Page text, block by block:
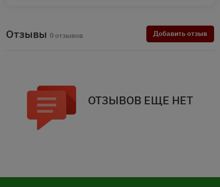
Отзывы 0 отзывов Добавить отзыв
ОТЗЫВОВ ЕЩЕ НЕТ